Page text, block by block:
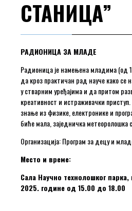
СТАНИЦА”
РАДИОНИЦА ЗА МЛАДЕ
Радионица је намењена младима (од
да кроз практичан рад науче како се
у стварним уређајима и да притом
креативност и истраживачки
знање из физике, електронике и
биће мала, заједничка метеоролошка
Организација: Програм за децу и
Место и време:
Сала Научно технолошког
2025. године од 15.00 до 18.00